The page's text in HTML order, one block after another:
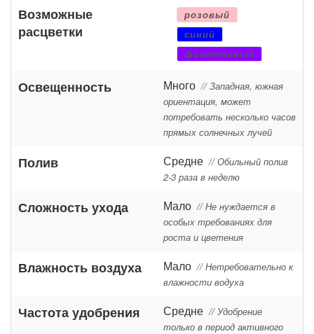
Возможные
расцветки
розовый
синий
фиолетовый
Освещенность Много // Западная, южная
ориентация, может
потребовать несколько часов
прямых солнечных лучей
Полив Средне // Обильный полив
2-3 раза в неделю
Сложность ухода Мало // Не нуждается в
особых требованиях для
роста и цветения
Влажность воздуха Мало // Нетребовательно к
влажности водуха
Частота удобрения Средне // Удобрение
только в период активного